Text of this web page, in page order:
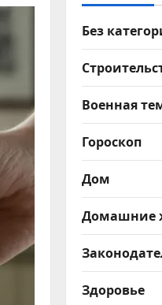
Без
Военная
Гороскоп
Дом
Домашние
Здоровье